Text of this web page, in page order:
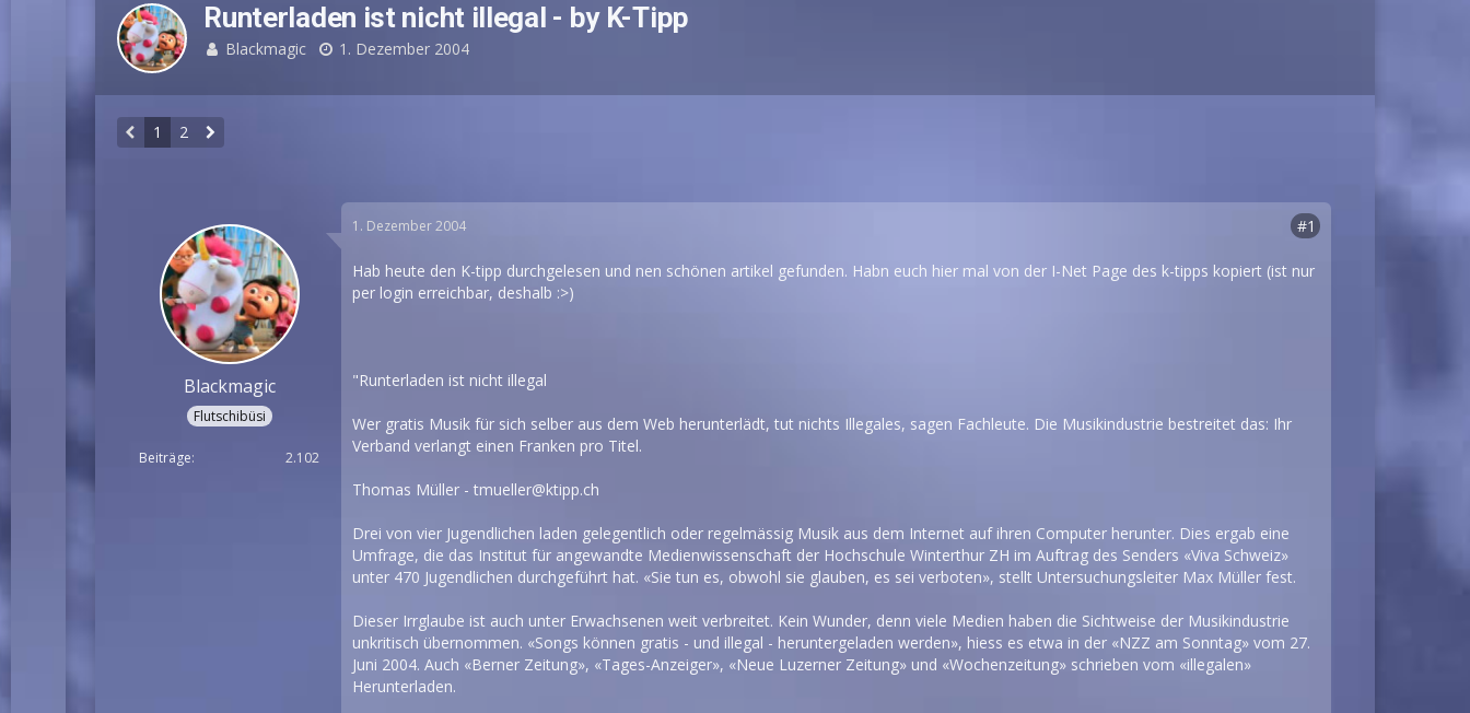
Runterladen ist nicht illegal - by K-Tipp
Blackmagic 1. Dezember 2004
1 2
Blackmagic
Flutschibüsi
Beiträge 2.102
1. Dezember 2004 #1
Hab heute den K-tipp durchgelesen und nen schönen artikel gefunden. Habn euch hier mal von der I-Net Page des k-tipps kopiert (ist nur
per login erreichbar, deshalb :>)
"Runterladen ist nicht illegal
Wer gratis Musik für sich selber aus dem Web herunterlädt, tut nichts Illegales, sagen Fachleute. Die Musikindustrie bestreitet das: Ihr
Verband verlangt einen Franken pro Titel.
Thomas Müller -tmueller@ktipp.ch
Drei von vier Jugendlichen laden gelegentlich oder regelmässig Musik aus dem Internet auf ihren Computer herunter. Dies ergab eine
Umfrage, die das Institut für angewandte Medienwissenschaft der Hochschule Winterthur ZH im Auftrag des Senders «Viva Schweiz»
unter 470 Jugendlichen durchgeführt hat. «Sie tun es, obwohl sie glauben, es sei verboten», stellt Untersuchungsleiter Max Müller fest.
Dieser Irrglaube ist auch unter Erwachsenen weit verbreitet. Kein Wunder, denn viele Medien haben die Sichtweise der Musikindustrie
unkritisch übernommen. «Songs können gratis - und illegal - heruntergeladen werden», hiess es etwa in der «NZZ am Sonntag» vom 27.
Juni 2004. Auch «Berner Zeitung», «Tages-Anzeiger», «Neue Luzerner Zeitung» und «Wochenzeitung» schrieben vom «illegalen»
Herunterladen.